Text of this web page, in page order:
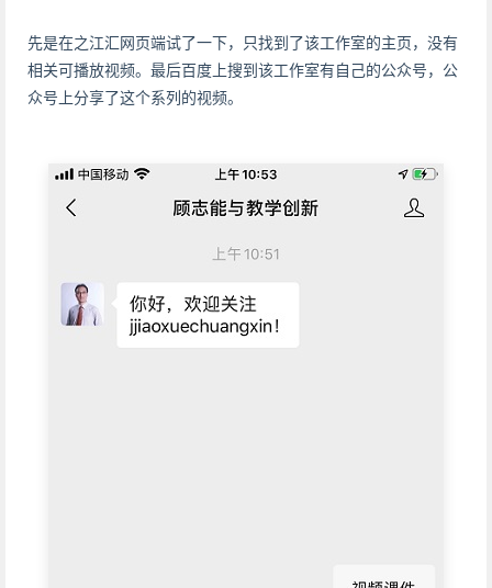
先是在之江汇网页端试了一下，只找到了该工作室的主页，没有
相关可播放视频。最后百度上搜到该工作室有自己的公众号，公
众号上分享了这个系列的视频。